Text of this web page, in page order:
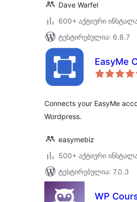
Dave Warfel
600+ აქტიური
ტესტირებულია: 6.8.7
EasyMe
Connects your EasyMe
Wordpress.
easymebiz
500+ აქტიური
ტესტირებულია: 7.0.3
WP